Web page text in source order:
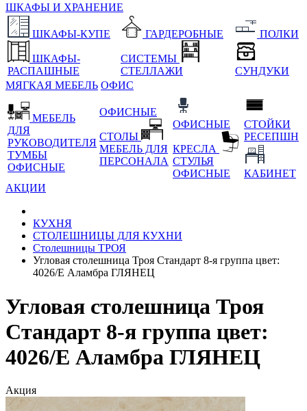
ШКАФЫ И ХРАНЕНИЕ
ШКАФЫ-КУПЕ
ШКАФЫ-
РАСПАШНЫЕ
ГАРДЕРОБНЫЕ
СИСТЕМЫ
СТЕЛЛАЖИ
ПОЛКИ
СУНДУКИ
МЯГКАЯ МЕБЕЛЬ ОФИС
МЕБЕЛЬ
ДЛЯ
РУКОВОДИТЕЛЯ
ТУМБЫ
ОФИСНЫЕ
ОФИСНЫЕ
СТОЛЫ
МЕБЕЛЬ ДЛЯ
ПЕРСОНАЛА
ОФИСНЫЕ
КРЕСЛА
СТУЛЬЯ
ОФИСНЫЕ
СТОЙКИ
РЕСЕПШН
КАБИНЕТ
АКЦИИ
КУХНЯ
СТОЛЕШНИЦЫ ДЛЯ КУХНИ
Столешницы ТРОЯ
Угловая столешница Троя Стандарт 8-я группа цвет:
4026/Е Аламбра ГЛЯНЕЦ
Угловая столешница Троя
Стандарт 8-я группа цвет:
4026/Е Аламбра ГЛЯНЕЦ
Акция